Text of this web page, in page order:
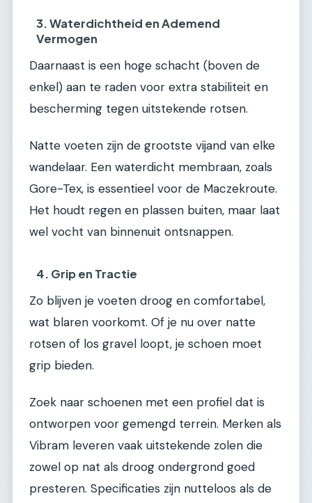
3. Waterdichtheid en Ademend
Vermogen
Daarnaast is een hoge schacht (boven de
enkel) aan te raden voor extra stabiliteit en
bescherming tegen uitstekende rotsen.
Natte voeten zijn de grootste vijand van elke
wandelaar. Een waterdicht membraan, zoals
Gore-Tex, is essentieel voor de Maczekroute.
Het houdt regen en plassen buiten, maar laat
wel vocht van binnenuit ontsnappen.
4. Grip en Tractie
Zo blijven je voeten droog en comfortabel,
wat blaren voorkomt. Of je nu over natte
rotsen of los gravel loopt, je schoen moet
grip bieden.
Zoek naar schoenen met een profiel dat is
ontworpen voor gemengd terrein. Merken als
Vibram leveren vaak uitstekende zolen die
zowel op nat als droog ondergrond goed
presteren. Specificaties zijn nutteloos als de